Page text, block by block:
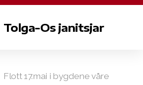
Tolga-Os janitsjar
Flott 17.mai i bygdene våre